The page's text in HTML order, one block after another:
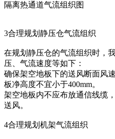
隔离热通道气流组织图
3合理规划静压仓气流组织
在规划静压仓的气流组织时，
压、气流速度等如下：
确保架空地板下的送风断面风
板净高度不宜小于400mm。
架空地板内不应布放通信线缆
送风。
4合理规划机架气流组织